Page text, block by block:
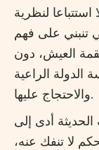
لنظرية
تنبني على فهم
العيش، دون
الدولة الراعية
والاحتجاج عليها.
أدى إلى
لا تنفك عنه،